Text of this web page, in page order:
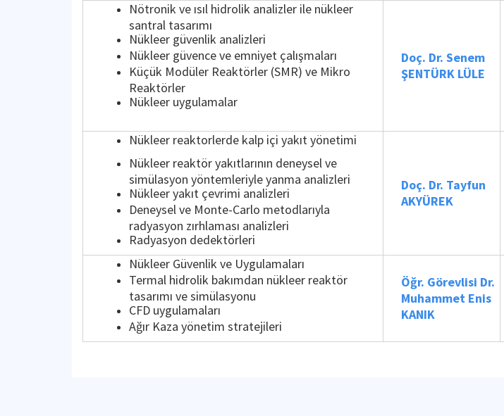
Nötronik ve ısıl hidrolik analizler ile nükleer
santral tasarımı
Nükleer güvenlik analizleri
Nükleer güvence ve emniyet çalışmaları
Küçük Modüler Reaktörler (SMR) ve Mikro
Reaktörler
Nükleer uygulamalar
Doç. Dr. Senem
ŞENTÜRK LÜLE
Nükleer reaktorlerde kalp içi yakıt yönetimi
Nükleer reaktör yakıtlarının deneysel ve
simülasyon yöntemleriyle yanma analizleri
Nükleer yakıt çevrimi analizleri
Deneysel ve Monte-Carlo metodlarıyla
radyasyon zırhlaması analizleri
Radyasyon dedektörleri
Doç. Dr. Tayfun
AKYÜREK
Nükleer Güvenlik ve Uygulamaları
Termal hidrolik bakımdan nükleer reaktör
tasarımı ve simülasyonu
CFD uygulamaları
Ağır Kaza yönetim stratejileri
Öğr. Görevlisi Dr.
Muhammet Enis
KANIK